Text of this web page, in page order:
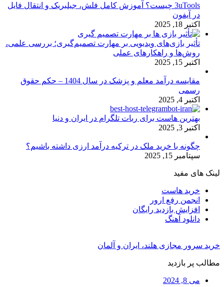
3uTools چیست؟ آموزش کامل فلش، جیلبریک و انتقال فایل
در آیفون
اکتبر 18, 2025
تأثیر بازی‌های ویدیویی بر مهارت تصمیم‌گیری؛ بررسی علمی،
روش‌ها و راهکارهای عملی
اکتبر 15, 2025
مقایسه درآمد معلم و پزشک در سال 1404 – حکم حقوق
رسمی
اکتبر 4, 2025
بهترین هاست برای ربات تلگرام در ایران و دنیا
اکتبر 3, 2025
چگونه با خرید ملک در ترکیه درآمد ارزی داشته باشیم؟
سپتامبر 15, 2025
لینک های مفید
خرید هاست
انجمن رفع ارور
افزایش بازدید رایگان
دانلود آهنگ
خرید سرور مجازی هلند، ایران و آلمان
مطالب پر بازدید
می 8, 2024